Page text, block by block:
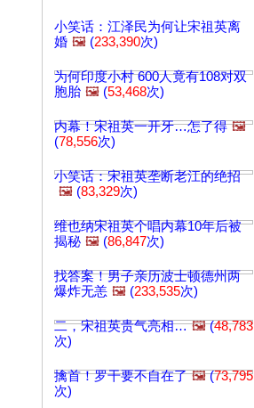
小笑话：江泽民为何让宋祖英离
婚 🖼️ (233,390次)
为何印度小村 600人竟有108对双
胞胎 🖼️ (53,468次)
内幕！宋祖英一开牙…怎了得 🖼️
(78,556次)
小笑话：宋祖英垄断老江的绝招
🖼️ (83,329次)
维也纳宋祖英个唱内幕10年后被
揭秘 🖼️ (86,847次)
找答案！男子亲历波士顿德州两
爆炸无恙 🖼️ (233,535次)
二，宋祖英贵气亮相… 🖼️(48,783
次)
擒首！罗干要不自在了 🖼️(73,795
次)